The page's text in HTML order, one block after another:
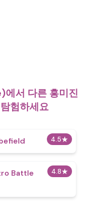
서 다른 흥미진
험하세요
4.5★
4.8★
Battle